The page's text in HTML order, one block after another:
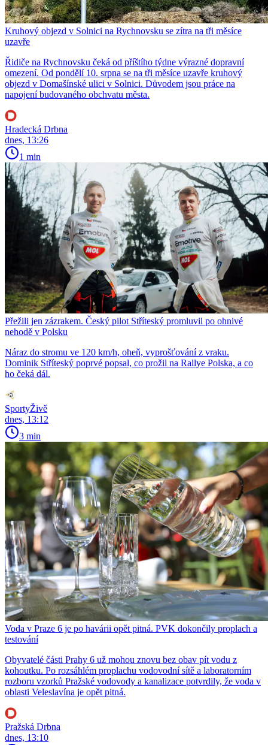
Kruhový objezd v Solnici na Rychnovsku se zítra na tři měsíce
uzavře
Řidiče na Rychnovsku čeká od příštího týdne výrazné dopravní
omezení. Od pondělí 10. srpna se na tři měsíce uzavře kruhový
objezd v Domašínské ulici v Solnici. Důvodem jsou práce na
napojení budovaného obchvatu města.
Hradecká Drbna
dnes, 13:26
1 min
Přežili jen zázrakem. Český pilot Stříteský promluvil po ohnivé
nehodě v Polsku
Náraz do stromu ve 120 km/h, oheň, vyprošťování z vraku.
Dominik Stříteský poprvé popsal, co prožil na Rallye Polska, a co
ho čeká dál.
SportyŽivě
dnes, 13:12
3 min
Voda v Praze 6 je po havárii opět pitná. PVK dokončily proplach a
testování
Obyvatelé části Prahy 6 už mohou znovu bez obav pít vodu z
kohoutku. Po rozsáhlém proplachu vodovodní sítě a laboratorním
rozboru vzorků Pražské vodovody a kanalizace potvrdily, že voda v
oblasti Veleslavína je opět pitná.
Pražská Drbna
dnes, 13:10